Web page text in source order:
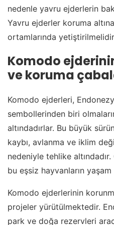
nedenle yavru ejderlerin
Yavru ejderler koruma
ortamlarında
Komodo
ve koruma
Komodo ejderleri,
sembollerinden biri
altındadırlar. Bu büyük
kaybı, avlanma ve iklim
nedeniyle tehlike
bu eşsiz hayvanların
Komodo ejderlerinin
projeler yürütülmektedir.
park ve doğa rezervleri